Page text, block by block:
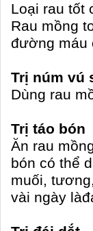
Loại rau tốt
Rau mồng
đường máu
Trị núm vú
Dùng rau
Trị táo bón
Ăn rau
bón có thể
muối,
vài ngày